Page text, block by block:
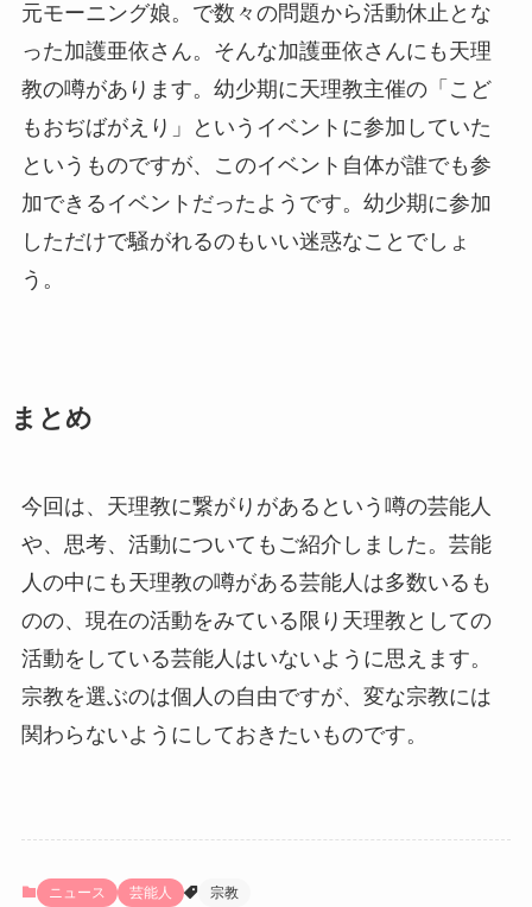
元モーニング娘。で数々の問題から活動休止とな
った加護亜依さん。そんな加護亜依さんにも天理
教の噂があります。幼少期に天理教主催の「こど
もおぢばがえり」というイベントに参加していた
というものですが、このイベント自体が誰でも参
加できるイベントだったようです。幼少期に参加
しただけで騒がれるのもいい迷惑なことでしょ
う。
まとめ
今回は、天理教に繋がりがあるという噂の芸能人
や、思考、活動についてもご紹介しました。芸能
人の中にも天理教の噂がある芸能人は多数いるも
のの、現在の活動をみている限り天理教としての
活動をしている芸能人はいないように思えます。
宗教を選ぶのは個人の自由ですが、変な宗教には
関わらないようにしておきたいものです。
ニュース 芸能人 宗教